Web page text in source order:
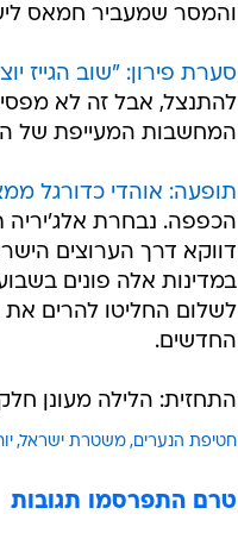
והמסר שמעביר חמאס
סערת פירון: "שוב הגייז
להתנצל, אבל זה לא
המחשבות המעייפת של
תופעה: אוהדי כדורגל
הכפפה. נבחרת אלג'יריה
דווקא דרך הערוצים
לשלום החליטו להרים
החדשים.
התחזית: הלילה מעונן
חטיפת הנערים משטרת ישראל
טרם התפרסמו תגובות